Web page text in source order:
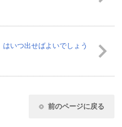
はいつ出せばよいでしょう
前のページに戻る